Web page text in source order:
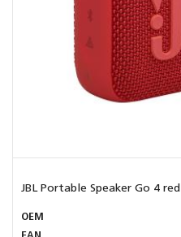
JBL Portable Speaker Go 4
OEM